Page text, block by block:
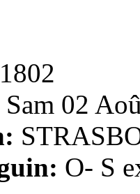
Sam 02
O- S